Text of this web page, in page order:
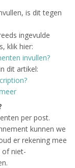
is dit tegen
ingevulde
klik hier:
invullen?
dit artikel:
per post.
kunnen we
er rekening mee
of niet-